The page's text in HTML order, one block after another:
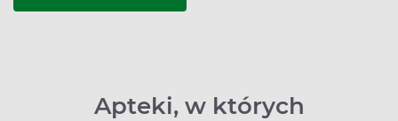
Apteki, w których